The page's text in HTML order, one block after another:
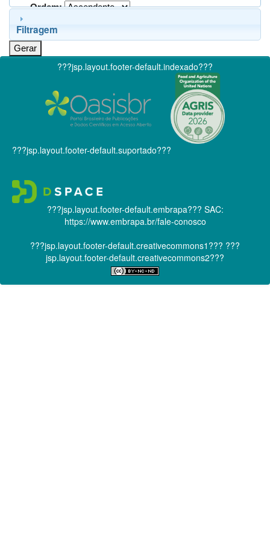
Ordem:
Filtragem
???jsp.layout.footer-default.indexado???
???jsp.layout.footer-default.suportado???
???jsp.layout.footer-default.embrapa??? SAC:
https://www.embrapa.br/fale-conosco
???jsp.layout.footer-default.creativecommons1??? ???
jsp.layout.footer-default.creativecommons2???